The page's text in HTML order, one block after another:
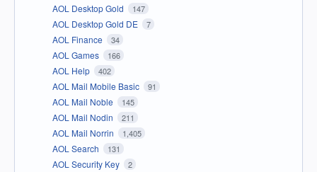
AOL Desktop Gold 147
AOL Desktop Gold DE 7
AOL Finance 34
AOL Games 166
AOL Help 402
AOL Mail Mobile Basic 91
AOL Mail Noble 145
AOL Mail Nodin 211
AOL Mail Norrin 1,405
AOL Search 131
AOL Security Key 2